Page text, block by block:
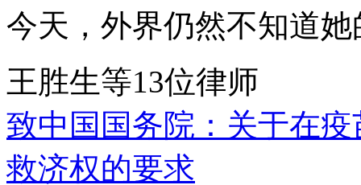
今天，外界仍然不知道
王胜生等13位律师
致中国国务院：关于在
救济权的要求